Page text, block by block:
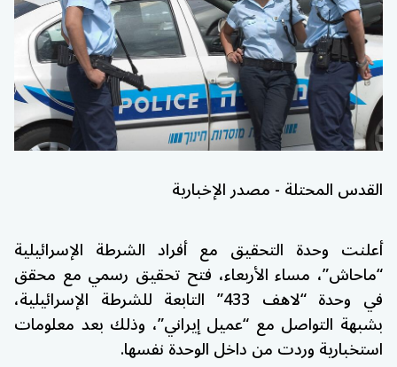
القدس المحتلة - مصدر الإخبارية
أعلنت وحدة التحقيق مع أفراد الشرطة الإسرائيلية
“ماحاش”، مساء الأربعاء، فتح تحقيق رسمي مع محقق
في وحدة “لاهف 433” التابعة للشرطة الإسرائيلية،
بشبهة التواصل مع “عميل إيراني”، وذلك بعد معلومات
استخبارية وردت من داخل الوحدة نفسها.